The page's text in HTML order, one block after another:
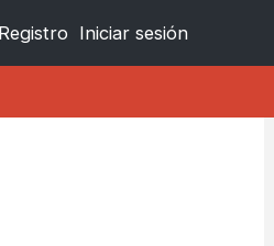
Registro Iniciar sesión